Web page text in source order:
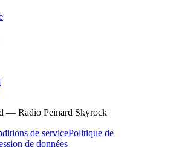
— Radio Peinard Skyrock
de servicePolitique de
de données